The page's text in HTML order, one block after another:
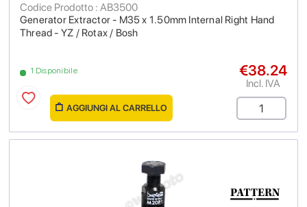
Generator Extractor - M35 x 1.50mm Internal Right Hand
Thread - YZ / Rotax / Bosh
Codice Prodotto : AB3500
1 Disponibile €38.24
Incl. IVA
AGGIUNGI AL CARRELLO